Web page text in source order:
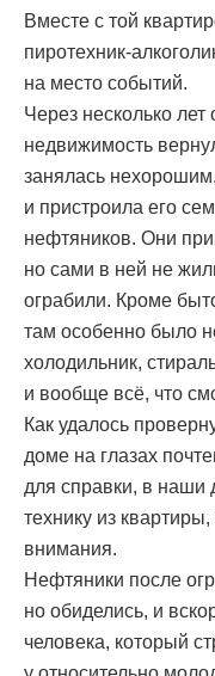
Вместе с той
пиротехник-
на место событий.
Через несколько
недвижимость
занялась
и пристроила его
нефтяников. Они
но сами в ней не
ограбили. Кроме
там особенно было
холодильник,
и вообще всё, что
Как удалось
доме на глазах
для справки, в
технику из
внимания.
Нефтяники после
но обиделись, и
человека, который